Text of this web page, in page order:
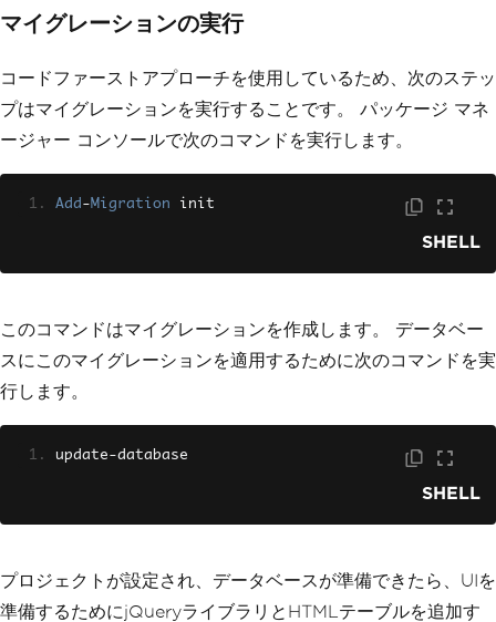
マイグレーションの実行
コードファーストアプローチを使用しているため、次のステッ
プはマイグレーションを実行することです。 パッケージ マネ
ージャー コンソールで次のコマンドを実行します。
Add -Migration init
SHELL
このコマンドはマイグレーションを作成します。 データベー
スにこのマイグレーションを適用するために次のコマンドを実
行します。
update-database
SHELL
プロジェクトが設定され、データベースが準備できたら、UIを
準備するためにjQueryライブラリとHTMLテーブルを追加す